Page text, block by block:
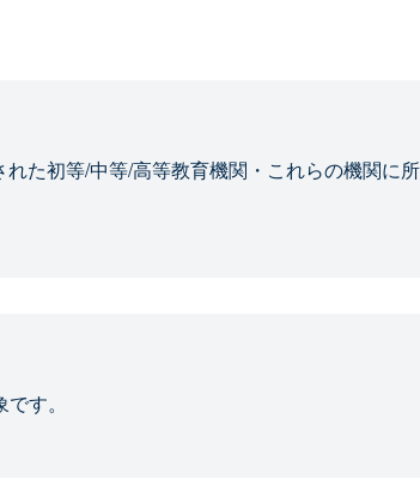
た初等/中等/高等教育機関・これらの機関に
す。